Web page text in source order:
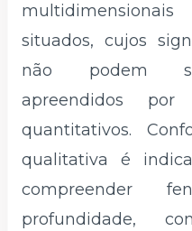
situados, cujos
não podem
apreendidos
quantitativos.
qualitativa é
compreender
profundidade,